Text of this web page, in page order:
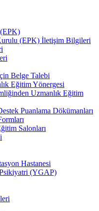
(EPK) İletişim Bilgileri
Belge Talebi
Eğitim Yönergesi
Uzmanlık Eğitim
Puanlama Dökümanları
Salonları
Hastanesi
(YGAP)